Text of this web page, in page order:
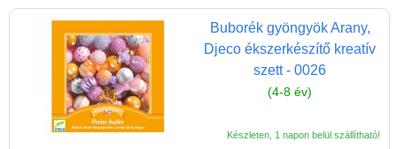
Buborék gyöngyök Arany,
Djeco ékszerkészítő kreatív
szett - 0026
(4-8 év)
Készleten, 1 napon belül szállítható!
matricás füzet
Origami
Parfüm készítése,
Pompon készítés